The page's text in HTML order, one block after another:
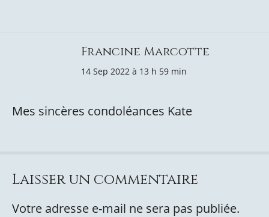
Francine Marcotte
14 Sep 2022 à 13 h 59 min
Mes sincères condoléances Kate
Laisser un commentaire
Votre adresse e-mail ne sera pas publiée.